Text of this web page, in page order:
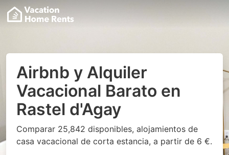
Airbnb y Alquiler
Vacacional Barato en
Rastel d'Agay
Comparar 25,842 disponibles, alojamientos de
casa vacacional de corta estancia, a partir de 6 €.